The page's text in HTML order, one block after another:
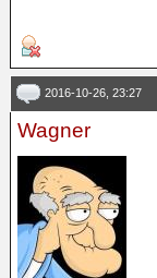
2016-10-26, 23:27
Wagner